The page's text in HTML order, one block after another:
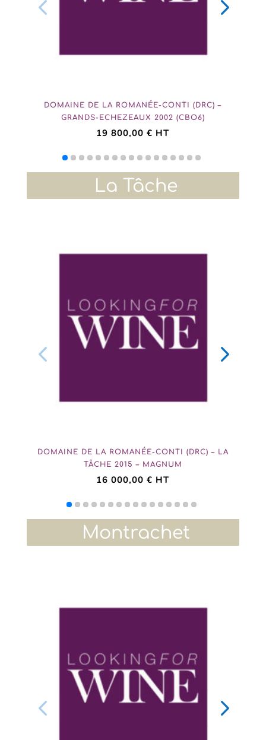
DOMAINE DE LA ROMANÉE-CONTI (DRC) –
GRANDS-ECHEZEAUX 2002 (CBO6)
19 800,00€ HT
La Tâche
DOMAINE DE LA ROMANÉE-CONTI (DRC) – LA
TÂCHE 2015 – MAGNUM
16 000,00€ HT
Montrachet